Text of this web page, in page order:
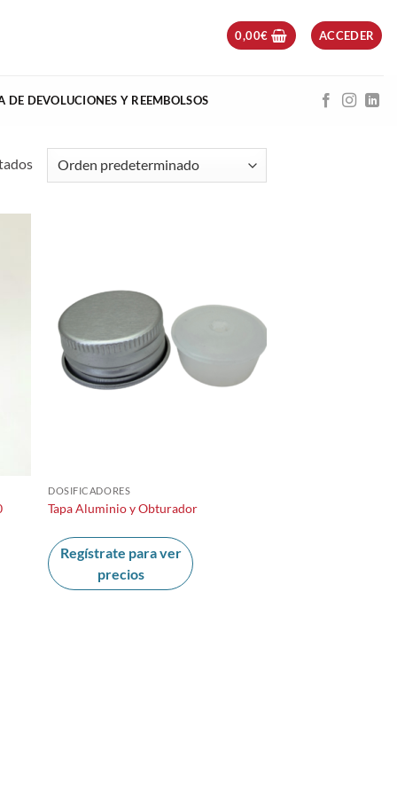
0,00€ ACCEDER
DE DEVOLUCIONES Y REEMBOLSOS
DOSIFICADORES
Tapa Aluminio y Obturador
Regístrate para ver
precios